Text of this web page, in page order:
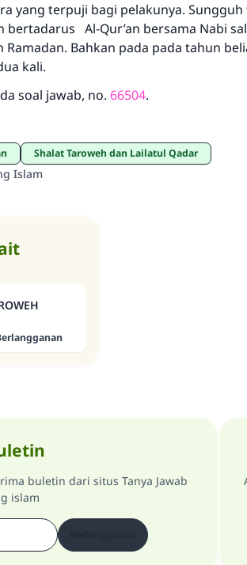
yang terpuji bagi pelakunya.
bertadarus Al-Qur’an bersama Nabi
Bahkan pada pada tahun
kali.
soal jawab, no. 66504.
Shalat Taroweh dan Lailatul Qadar
Islam
buletin dari situs Tanya Jawab
islam